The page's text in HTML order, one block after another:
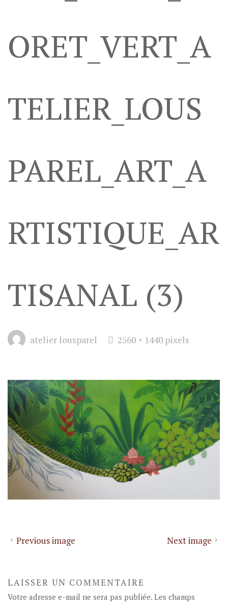
ORET_VERT_A
TELIER_LOUS
PAREL_ART_A
RTISTIQUE_AR
TISANAL (3)
atelier lousparel
Full2560 × 1440 pixels
Previous image Next image
LAISSER UN COMMENTAIRE
Votre adresse e-mail ne sera pas publiée. Les champs